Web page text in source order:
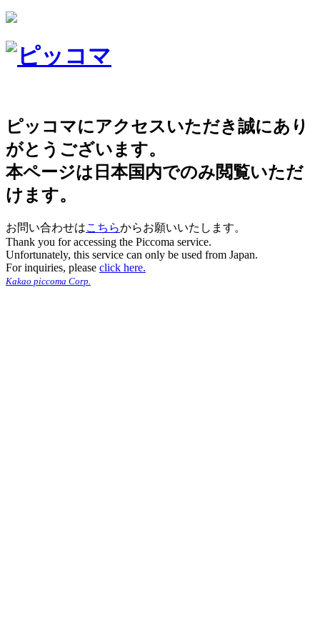
ピッコマにアクセスいただき誠にあり
がとうございます。
本ページは日本国内でのみ閲覧いただ
けます。
お問い合わせはこちらからお願いいたします。
Thank you for accessing the Piccoma service.
Unfortunately, this service can only be used from Japan.
For inquiries, please click here.
Kakao piccoma Corp.